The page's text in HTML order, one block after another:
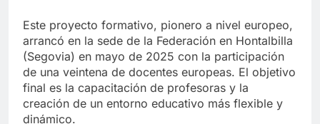
Este proyecto formativo, pionero a nivel europeo,
arrancó en la sede de la Federación en Hontalbilla
(Segovia) en mayo de 2025 con la participación
de una veintena de docentes europeas. El objetivo
final es la capacitación de profesoras y la
creación de un entorno educativo más flexible y
dinámico.